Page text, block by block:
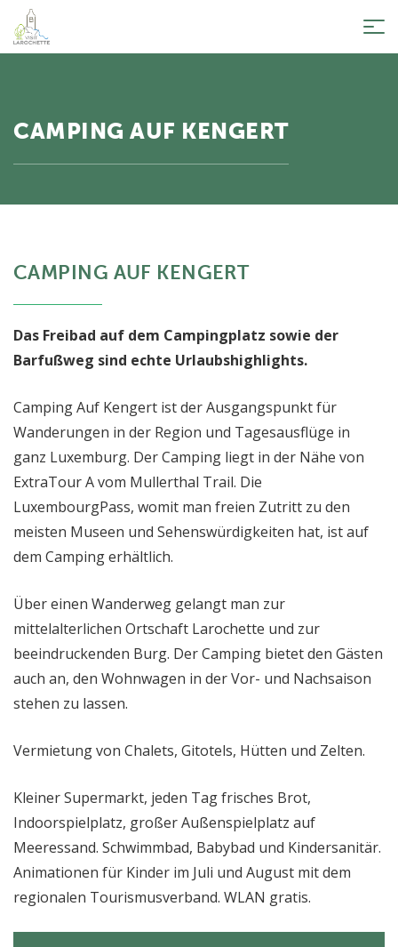
CAMPING AUF KENGERT
CAMPING AUF KENGERT
Das Freibad auf dem Campingplatz sowie der
Barfußweg sind echte Urlaubshighlights.
Camping Auf Kengert ist der Ausgangspunkt für
Wanderungen in der Region und Tagesausflüge in
ganz Luxemburg. Der Camping liegt in der Nähe von
ExtraTour A vom Mullerthal Trail. Die
LuxembourgPass, womit man freien Zutritt zu den
meisten Museen und Sehenswürdigkeiten hat, ist auf
dem Camping erhältlich.
Über einen Wanderweg gelangt man zur
mittelalterlichen Ortschaft Larochette und zur
beeindruckenden Burg. Der Camping bietet den Gästen
auch an, den Wohnwagen in der Vor- und Nachsaison
stehen zu lassen.
Vermietung von Chalets, Gitotels, Hütten und Zelten.
Kleiner Supermarkt, jeden Tag frisches Brot,
Indoorspielplatz, großer Außenspielplatz auf
Meeressand. Schwimmbad, Babybad und Kindersanitär.
Animationen für Kinder im Juli und August mit dem
regionalen Tourismusverband. WLAN gratis.